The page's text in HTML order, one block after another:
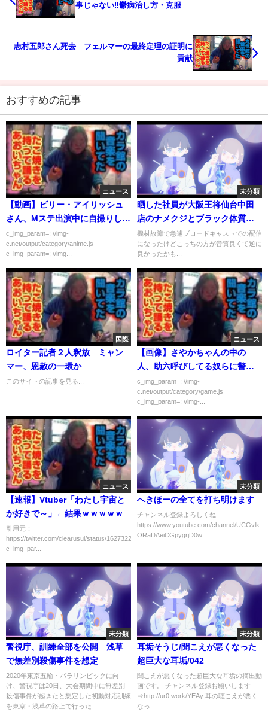
事じゃない‼︎鬱病治し方・克服
志村五郎さん死去 フェルマーの最終定理の証明に
貢献
おすすめの記事
ニュース
【動画】ビリー・アイリッシュ
さん、Мステ出演中に自撮りしま
くってタモリ困惑ｗｗｗｗｗ
c_img_param=; //img-
c.net/output/category/anime.js
c_img_param=; //img...
未分類
晒した社員が大阪王将仙台中田
店のナメクジとブラック体質に
対して話す配信
機材故障で急遽ブロードキャストでの配信
になったけどこっちの方が音質良くて逆に
良かったかも...
国際
ロイター記者２人釈放 ミャン
マー、恩赦の一環か
このサイトの記事を見る...
ニュース
【画像】さやかちゃんの中の
人、助六呼びしてる奴らに警告
ｗｗｗｗｗ
c_img_param=; //img-
c.net/output/category/game.js
c_img_param=; //img-...
ニュース
【速報】Vtuber「わたし宇宙と
か好きで～」←結果ｗｗｗｗｗ
引用元：
https://twitter.com/clearusui/status/1627322551251910656
c_img_par...
未分類
へきほーの全てを打ち明けます
チャンネル登録よろしくね
https://www.youtube.com/channel/UCGvlk-
ORaDAeiCGpygrjD0w ...
未分類
警視庁、訓練全部を公開 浅草
で無差別殺傷事件を想定
2020年東京五輪・パラリンピックに向
け、警視庁は20日、大会期間中に無差別
殺傷事件が起きたと想定した初動対応訓練
を東京・浅草の路上で行った...
未分類
耳垢そうじ/聞こえが悪くなった
超巨大な耳垢/042
聞こえが悪くなった超巨大な耳垢の摘出動
画です。 チャンネル登録お願いします
⇒http://ur0.work/YEAy 耳の聴こえが悪く
なっ...